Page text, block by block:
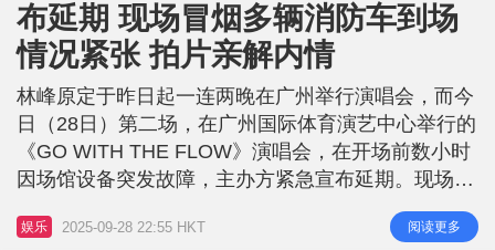
:
9
3
.
6
5
布延期 现场冒烟多辆消防车到场
情况紧张 拍片亲解内情
林峰原定于昨日起一连两晚在广州举行演唱会，而今
日（28日）第二场，在广州国际体育演艺中心举行的
《GO WITH THE FLOW》演唱会，在开场前数小时
因场馆设备突发故障，主办方紧急宣布延期。现场有
粉丝拍摄到场馆外有烟雾冒出，并有多辆消防车及救
援车辆到场，情况一度紧张。今晚林峰也在IG回应事
娱乐 2025-09-28 22:55 HKT 阅读更多